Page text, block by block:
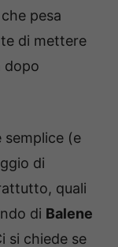
pesa
di mettere
dopo
semplice (e
di
quali
di Balene
si chiede se